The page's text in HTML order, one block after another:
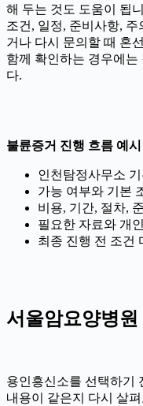
해 두는 것도 도움이 됩
조건, 일정, 준비사항,
거나 다시 문의할 때 혼
함께 확인하는 경우에는
다.
불륜증거 진행 흐름 예
인천탐정사무소
가능 여부와 기본
비용, 기간, 절차,
필요한 자료와 개
최종 진행 전 조건
서울암요양병원
용인흥신소를 선택하기
내용이 같은지 다시 살